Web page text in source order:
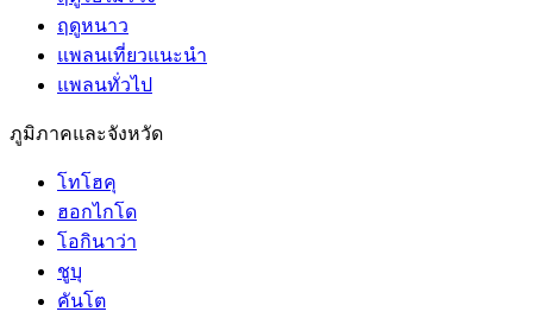
ฤดูหนาว
แพลนเที่ยวแนะนำ
แพลนทั่วไป
ภูมิภาคและจังหวัด
โทโฮคุ
ฮอกไกโด
โอกินาว่า
ชูบุ
คันโต